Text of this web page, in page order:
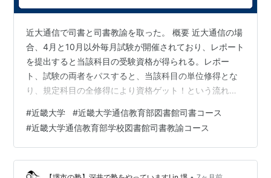
近畿大学附属高等学校・中学校（大阪府東大阪市）
近畿大学附属豊岡高等学校・中学校（兵庫県豊岡
市）
近畿大学附属新宮高等学校・中学校 （和歌山県新宮
近畿大学附属和歌山高等学校・中学校
福山市）
近大通信で司書と司書教諭を取った。 概要 近大通信の場
合、4月と10月以外毎月試験が開催されており、レポート
を提出すると当該科目の受験資格が得られる。レポー
ト、試験の両者をパスすると、当該科目の単位修得とな
り、規定科目の全修得により資格ゲット！という流れで
スクーリングなどは不要(私も全て通信のみ)。基本は独自
テキスト(一部市販書籍)を読んで課題レポートを書き、
webで論述試験を受ける。演習系の科目はテキストでは
なくオンデマンド形式の動画を視聴する。 司書＆司書教
#近畿大学 #近畿大学通信教育部図書館司書コース
#近畿大学通信教育部学校図書館司書教諭コース